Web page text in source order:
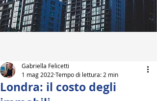
Londra: il costo degli
Gabriella Felicetti
1 mag 2022 Tempo di lettura: 2 min